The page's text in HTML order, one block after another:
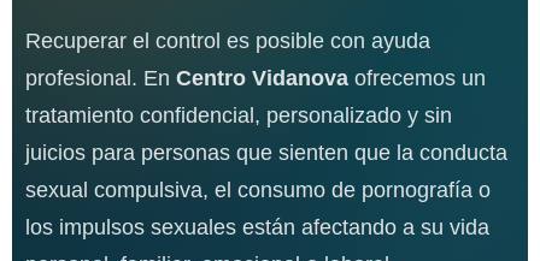
Recuperar el control es posible con ayuda
profesional. En Centro Vidanova ofrecemos un
tratamiento confidencial, personalizado y sin
juicios para personas que sienten que la conducta
sexual compulsiva, el consumo de pornografía o
los impulsos sexuales están afectando a su vida